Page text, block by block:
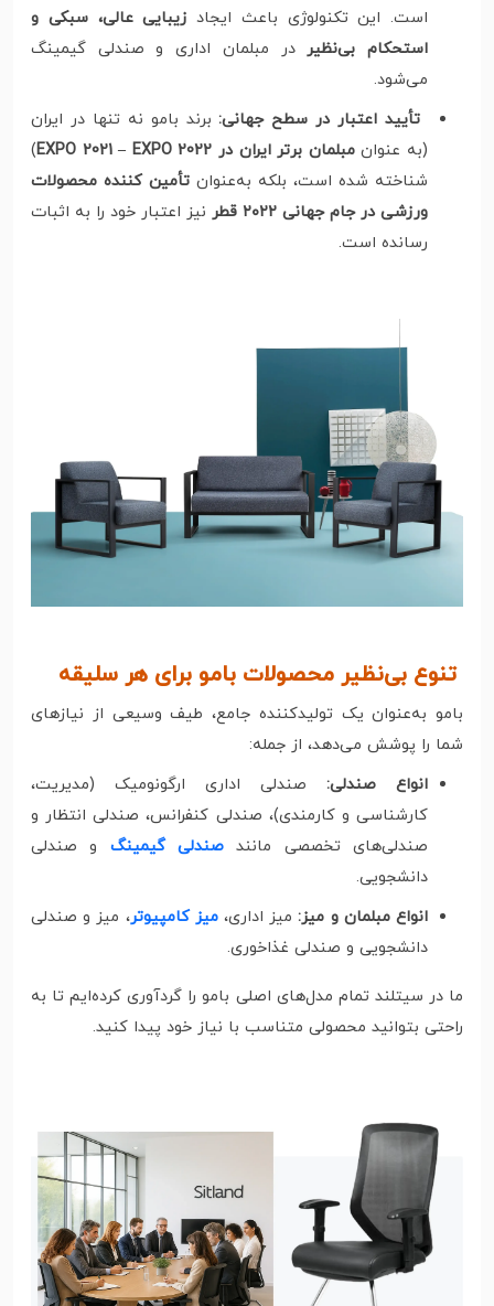
است. این تکنولوژی باعث ایجاد زیبایی عالی، سبکی و
استحکام بی‌نظیردر مبلمان اداری و صندلی گیمینگ
می‌شود.
تأیید اعتبار در سطح جهانی: برند بامو نه تنها در ایران
(به عنوانمبلمان برتر ایران در EXPO 2021 – EXPO 2022
)
شناخته شده است، بلکه به‌عنوان تأمین کننده محصولات
ورزشی در جام جهانی ۲۰۲۲ قطر
نیز اعتبار خود را به اثبات
رسانده است.
تنوع بی‌نظیر محصولات بامو برای هر سلیقه
بامو به‌عنوان یک تولیدکننده جامع، طیف وسیعی از نیازهای
شما را پوشش می‌دهد، از جمله:
انواع صندلی: صندلی اداری ارگونومیک (مدیریت،
کارشناسی و کارمندی)، صندلی کنفرانس، صندلی انتظار و
صندلی‌های تخصصی مانند صندلی گیمینگ و صندلی
دانشجویی.
انواع مبلمان و میز: میز اداری،میز کامپیوتر، میز و صندلی
دانشجویی و صندلی غذاخوری.
ما در سیتلند تمام مدل‌های اصلی بامو را گردآوری کرده‌ایم تا به
راحتی بتوانید محصولی متناسب با نیاز خود پیدا کنید.